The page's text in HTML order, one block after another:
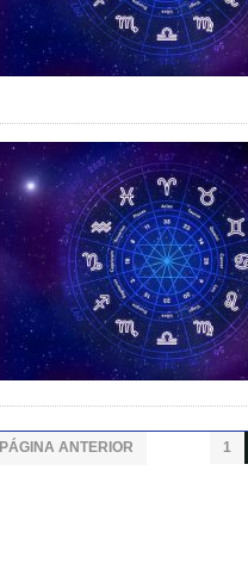
PÁGINA ANTERIOR 1